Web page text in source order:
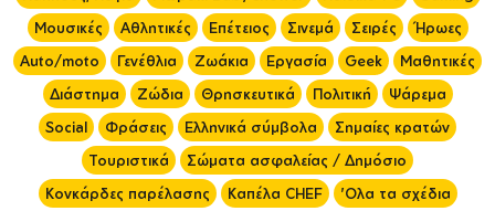
Μουσικές
Αθλητικές Επέτειος Σινεμά Σειρές
Ήρωες
Auto/moto
Γενέθλια Ζωάκια Εργασία Geek
Μαθητικές
Διάστημα
Ζώδια Θρησκευτικά Πολιτική
Ψάρεμα
Social
Φράσεις Ελληνικά σύμβολα
Σημαίες κρατών
Τουριστικά
Σώματα ασφαλείας / Δημόσιο
Κονκάρδες παρέλασης
Καπέλα CHEF
'Ολα τα σχέδια